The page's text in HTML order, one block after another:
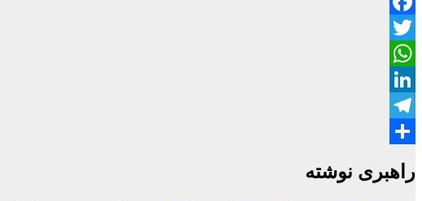
Facebook
Twitter
WhatsApp
LinkedIn
Telegram
راهبری نوشته